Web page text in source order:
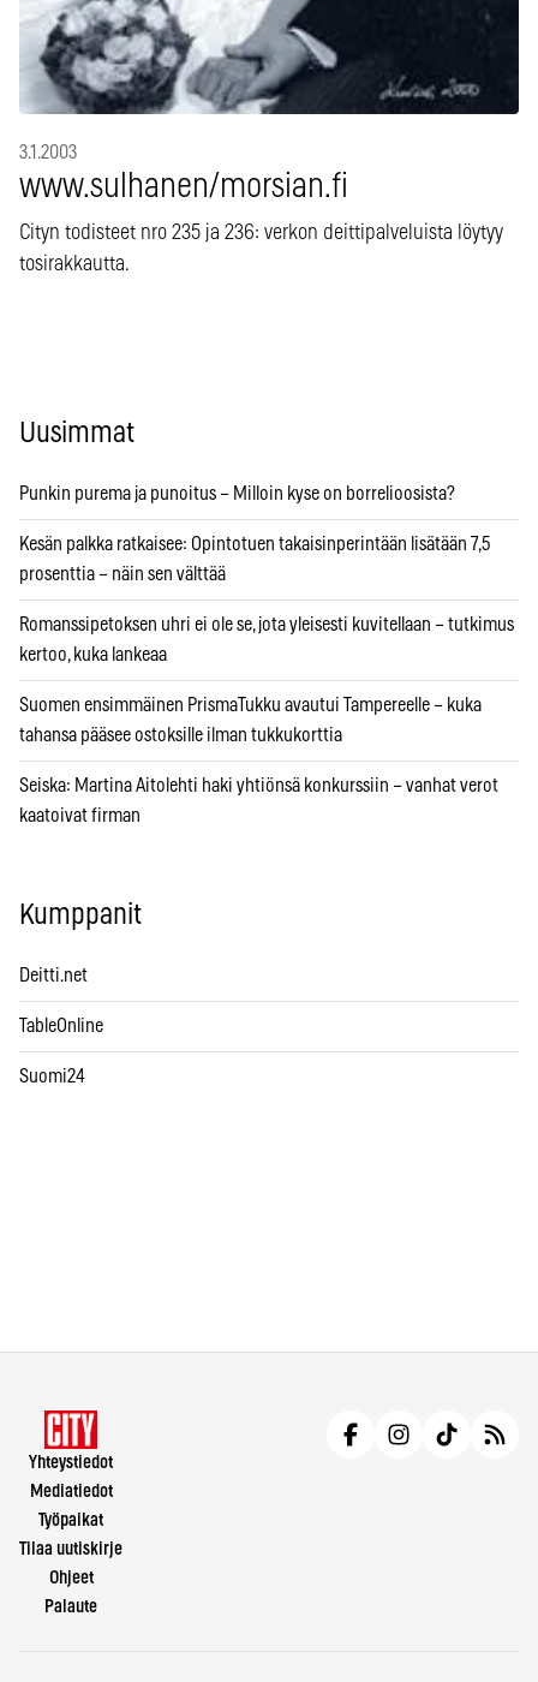
3.1.2003
www.sulhanen/morsian.fi
Cityn todisteet nro 235 ja 236: verkon deittipalveluista löytyy
tosirakkautta.
Uusimmat
Punkin purema ja punoitus – Milloin kyse on borrelioosista?
Kesän palkka ratkaisee: Opintotuen takaisinperintään lisätään 7,5
prosenttia – näin sen välttää
Romanssipetoksen uhri ei ole se, jota yleisesti kuvitellaan – tutkimus
kertoo, kuka lankeaa
Suomen ensimmäinen PrismaTukku avautui Tampereelle – kuka
tahansa pääsee ostoksille ilman tukkukorttia
Seiska: Martina Aitolehti haki yhtiönsä konkurssiin – vanhat verot
kaatoivat firman
Kumppanit
Deitti.net
TableOnline
Suomi24
Yhteystiedot
Mediatiedot
Työpaikat
Tilaa uutiskirje
Ohjeet
Palaute